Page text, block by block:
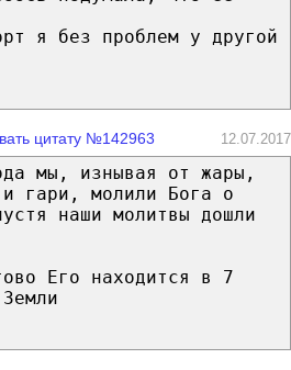
я без проблем у другой
цитату №142963 12.07.2017
мы, изнывая от жары,
гари, молили Бога о
наши молитвы дошли
Его находится в 7